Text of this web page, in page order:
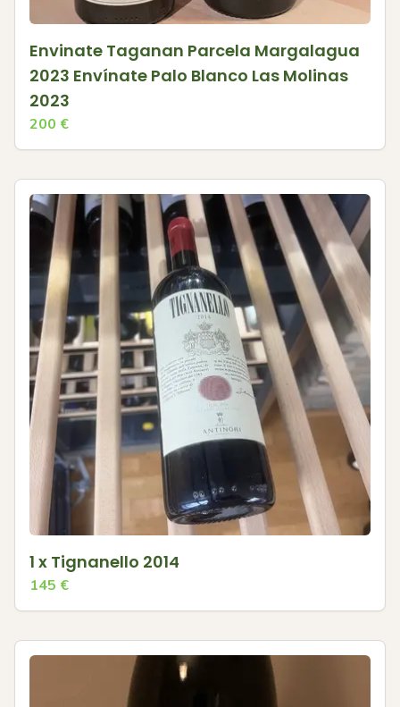
Envinate Taganan Parcela Margalagua
2023 Envínate Palo Blanco Las Molinas
2023
200 €
1 x Tignanello 2014
145 €